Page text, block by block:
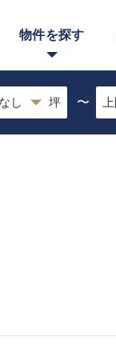
物件を探す
〜